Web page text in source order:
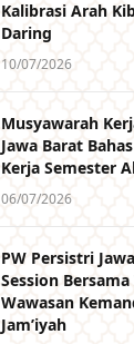
Kalibrasi Arah
Daring
10/07/2026
Musyawarah
Jawa Barat
Kerja Semester
06/07/2026
PW Persistri
Session
Wawasan
Jam’iyah